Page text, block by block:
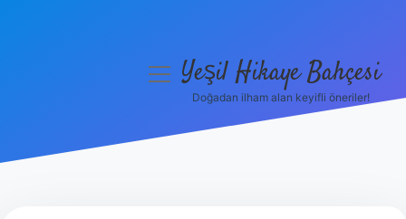
menüyüYeşil Hikaye Bahçesi
Doğadan ilham alan keyifli öneriler!